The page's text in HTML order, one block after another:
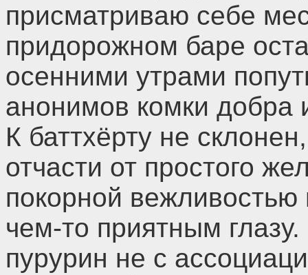
присматриваю себе
придорожном баре
осенними утрами
анонимов комки добра
К баттхёрту не
отчасти от простого
покорной вежливостью
чем-то приятным
пурурин не с